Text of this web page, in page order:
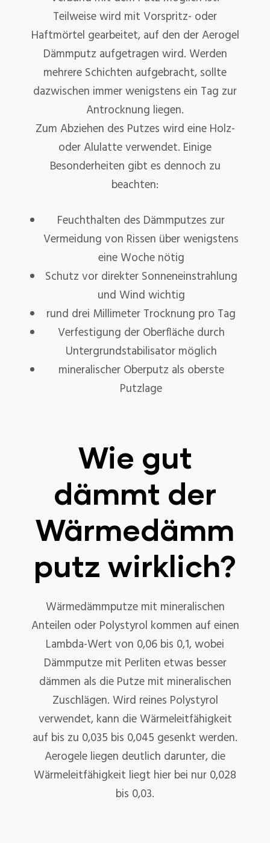
Teilweise wird mit Vorspritz- oder
Haftmörtel gearbeitet, auf den der Aerogel
Dämmputz aufgetragen wird. Werden
mehrere Schichten aufgebracht, sollte
dazwischen immer wenigstens ein Tag zur
Antrocknung liegen.
Zum Abziehen des Putzes wird eine Holz-
oder Alulatte verwendet. Einige
Besonderheiten gibt es dennoch zu
beachten:
Feuchthalten des Dämmputzes zur
Vermeidung von Rissen über wenigstens
eine Woche nötig
Schutz vor direkter Sonneneinstrahlung
und Wind wichtig
rund drei Millimeter Trocknung pro Tag
Verfestigung der Oberfläche durch
Untergrundstabilisator möglich
mineralischer Oberputz als oberste
Putzlage
Wie gut
dämmt der
Wärmedämm
putz wirklich?
Wärmedämmputze mit mineralischen
Anteilen oder Polystyrol kommen auf einen
Lambda-Wert von 0,06 bis 0,1, wobei
Dämmputze mit Perliten etwas besser
dämmen als die Putze mit mineralischen
Zuschlägen. Wird reines Polystyrol
verwendet, kann die Wärmeleitfähigkeit
auf bis zu 0,035 bis 0,045 gesenkt werden.
Aerogele liegen deutlich darunter, die
Wärmeleitfähigkeit liegt hier bei nur 0,028
bis 0,03.